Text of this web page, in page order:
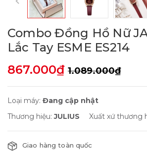
Combo Đồng Hồ Nữ
Lắc Tay ESME ES214
867.000₫ 1.089.000₫
Loại máy: Đang cập nhật
Thương hiệu:JULIUS Xuất xứ thương
Giao hàng toàn quốc